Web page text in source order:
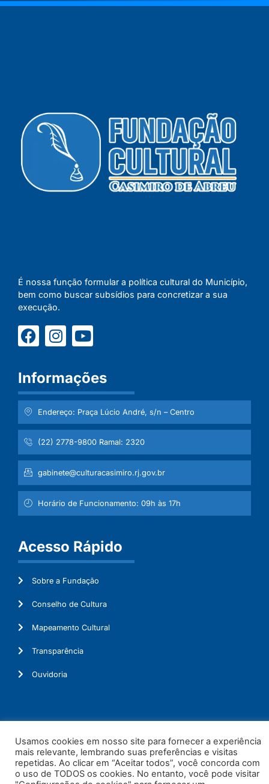
É nossa função formular a política cultural do Município,
bem como buscar subsídios para concretizar a sua
execução.
Informações
Endereço: Praça Lúcio André, s/n – Centro
(22) 2778-9800 Ramal: 2320
gabinete@culturacasimiro.rj.gov.br
Horário de Funcionamento: 09h às 17h
Acesso Rápido
Sobre a Fundação
Conselho de Cultura
Mapeamento Cultural
Transparência
Ouvidoria
Usamos cookies em nosso site para fornecer a experiência
mais relevante, lembrando suas preferências e visitas
repetidas. Ao clicar em “Aceitar todos”, você concorda com
o uso de TODOS os cookies. No entanto, você pode visitar